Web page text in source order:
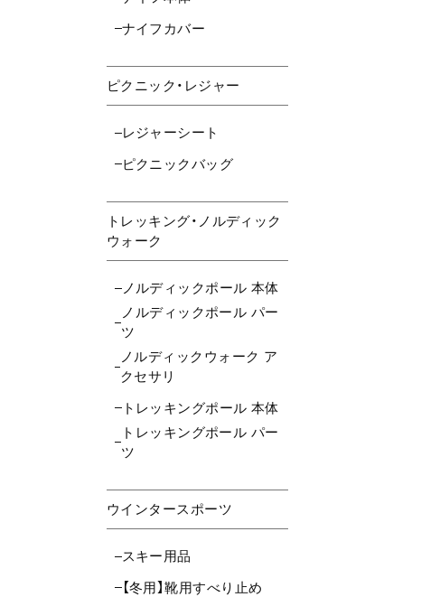
ナイフカバー
ピクニック・レジャー
レジャーシート
ピクニックバッグ
トレッキング・ノルディック
ウォーク
ノルディックポール 本体
ノルディックポール パー
ツ
ノルディックウォーク ア
クセサリ
トレッキングポール 本体
トレッキングポール パー
ツ
ウインタースポーツ
スキー用品
【冬用】靴用すべり止め